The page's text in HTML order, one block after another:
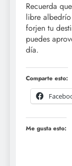
Recuerda
libre
forjen tu
puedes
día.
Comparte esto:
Me gusta esto: